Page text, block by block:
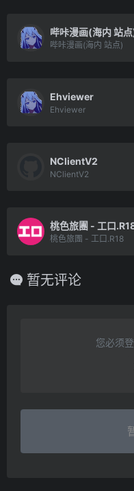
哔咔漫画(海内 站
哔咔漫画(海内 站点)
Ehviewer
Ehviewer
NClientV2
NClientV2
桃色旅團 - 工口
桃色旅團 - 工口.R18
暂无评论
您必须